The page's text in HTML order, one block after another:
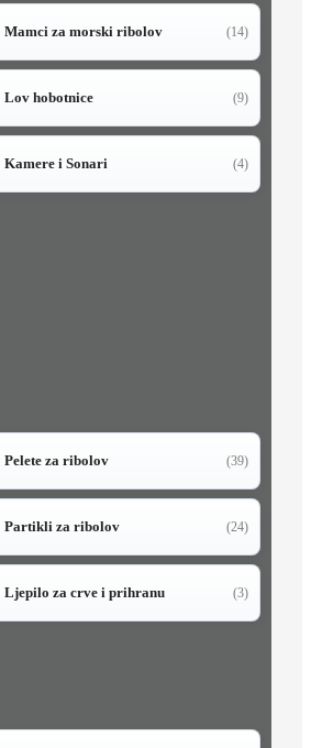
Mamci za morski ribolov (14)
Lov hobotnice (9)
Kamere i Sonari (4)
Pelete za ribolov (39)
Partikli za ribolov (24)
Ljepilo za crve i prihranu (3)